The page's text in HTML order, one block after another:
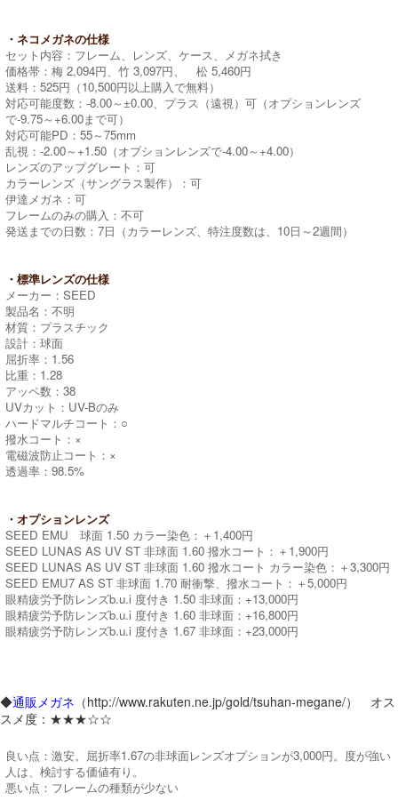
・ネコメガネの仕様
セット内容：フレーム、レンズ、ケース、メガネ拭き
価格帯：梅 2,094円、竹 3,097円、 松 5,460円
送料：525円（10,500円以上購入で無料）
対応可能度数：-8.00～±0.00、プラス（遠視）可（オプションレンズ
で-9.75～+6.00まで可）
対応可能PD：55～75mm
乱視：-2.00～+1.50（オプションレンズで-4.00～+4.00）
レンズのアップグレート：可
カラーレンズ（サングラス製作）：可
伊達メガネ：可
フレームのみの購入：不可
発送までの日数：7日（カラーレンズ、特注度数は、10日～2週間）
・標準レンズの仕様
メーカー：SEED
製品名：不明
材質：プラスチック
設計：球面
屈折率：1.56
比重：1.28
アッペ数：38
UVカット：UV-Bのみ
ハードマルチコート：○
撥水コート：×
電磁波防止コート：×
透過率：98.5%
・オプションレンズ
SEED EMU 球面 1.50 カラー染色：＋1,400円
SEED LUNAS AS UV ST 非球面 1.60 撥水コート：＋1,900円
SEED LUNAS AS UV ST 非球面 1.60 撥水コート カラー染色：＋3,300円
SEED EMU7 AS ST 非球面 1.70 耐衝撃、撥水コート：＋5,000円
眼精疲労予防レンズb.u.i 度付き 1.50 非球面：+13,000円
眼精疲労予防レンズb.u.i 度付き 1.60 非球面：+16,800円
眼精疲労予防レンズb.u.i 度付き 1.67 非球面：+23,000円
◆通販メガネ （http://www.rakuten.ne.jp/gold/tsuhan-megane/） オス
スメ度：★★★☆☆
良い点：激安。屈折率1.67の非球面レンズオプションが3,000円。度が強い
人は、検討する価値有り。
悪い点：フレームの種類が少ない